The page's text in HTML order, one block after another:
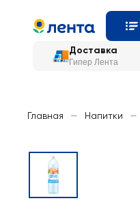
Доставка
Гипер Лента
Главная — Напитки —